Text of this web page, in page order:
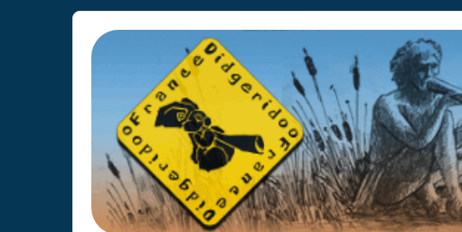
France Didgeridoo
Didgeridoo et Guimbarde sur France Didgeridoo - retrouvez la communauté.